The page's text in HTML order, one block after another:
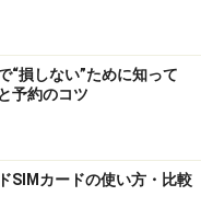
“損しない”ために知って
予約のコツ
SIMカードの使い方・比較